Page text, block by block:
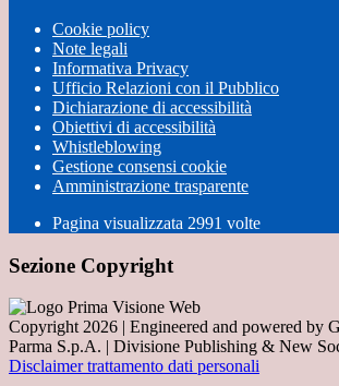
Cookie policy
Note legali
Informativa Privacy
Ufficio Relazioni con il Pubblico
Dichiarazione di accessibilità
Obiettivi di accessibilità
Whistleblowing
Gestione consensi cookie
Amministrazione trasparente
Pagina visualizzata 2991 volte
Sezione Copyright
Copyright 2026 | Engineered and powered by
Parma S.p.A. | Divisione Publishing & New
Disclaimer trattamento dati personali